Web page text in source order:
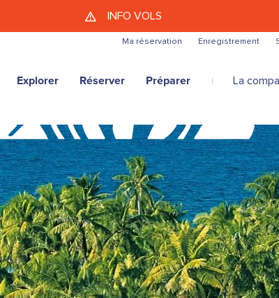
Aller au contenu principal
INFO VOLS
Ma réservation Enregistrement
Explorer Réserver Préparer La